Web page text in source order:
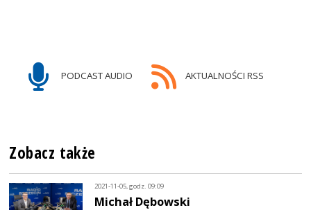
PODCAST AUDIO AKTUALNOŚCI RSS
Zobacz także
2021-11-05, godz. 09:09
Michał Dębowski